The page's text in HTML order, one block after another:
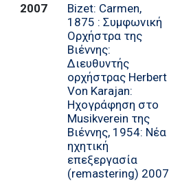
2007
Bizet: Carmen,
1875 : Συμφωνική
Ορχήστρα της
Βιέννης:
Διευθυντής
ορχήστρας Herbert
Von Karajan:
Ηχογράφηση στο
Musikverein της
Βιέννης, 1954: Νέα
ηχητική
επεξεργασία
(remastering) 2007